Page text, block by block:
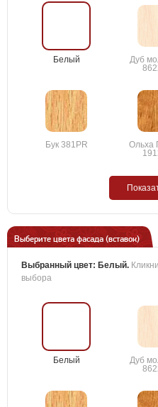
Белый
Дуб
Бук 381PR
Ольха
Выберите цвета фасада (вставок)
Выбранный цвет: Белый.
выбора
Белый
Дуб